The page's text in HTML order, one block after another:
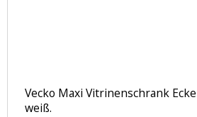
Vecko Maxi Vitrinenschrank
weiß.